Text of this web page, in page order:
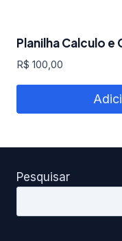
Planilha Calculo
R$ 100,00
Pesquisar